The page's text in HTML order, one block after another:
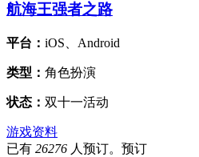
航海王强者之路
平台： iOS、Android
类型： 角色扮演
状态： 双十一活动
游戏资料
已有 26276 人预订。预订